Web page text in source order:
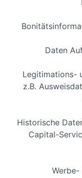
Daten
Legitimations-
z.B.
Historische
Capital-